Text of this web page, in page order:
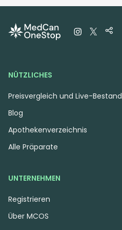
CherryCo 23/01 Gelato
OG
THC:23%
Ab 3,62 €
MEHR
NÜTZLICHES
Preisvergleich und Live-Bestand
Blog
Apothekenverzeichnis
Alle Präparate
UNTERNEHMEN
Registrieren
Über MCOS